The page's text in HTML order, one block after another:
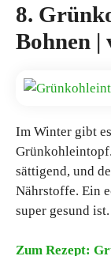
8.
Bohnen |
Im Winter gibt
sättigend, und
Nährstoffe. Ein
super gesund ist.
Zum Rezept: